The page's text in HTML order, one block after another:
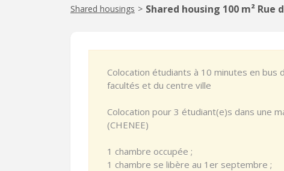
Shared housings > Shared housing 100 m² Rue
Colocation étudiants à 10 minutes en
facultés et du centre ville
Colocation pour 3 étudiant(e)s dans une
(CHENEE)
1 chambre occupée ;
1 chambre se libère au 1er septembre ;